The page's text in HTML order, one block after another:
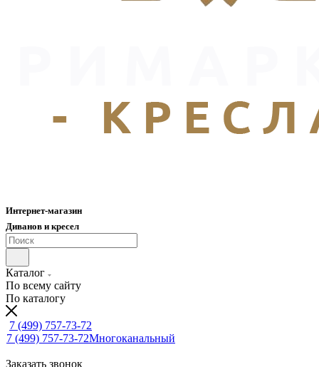
Интернет-магазин
Диванов и кресел
Каталог
По всему сайту
По каталогу
7 (499) 757-73-72
7 (499) 757-73-72Многоканальный
Заказать звонок